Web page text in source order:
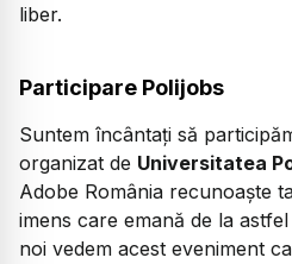
liber.
Participare Polijobs
Suntem încântați să
organizat de Universitatea
Adobe România recunoaște
imens care emană de la
noi vedem acest eveniment